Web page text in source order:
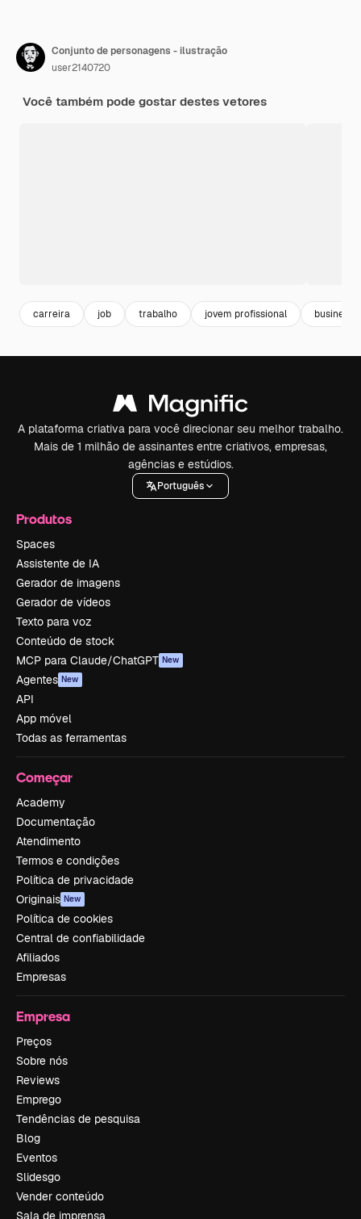
Conjunto de personagens - ilustração
user2140720
Você também pode gostar destes vetores
carreira job trabalho jovem profissional business
A plataforma criativa para você direcionar seu melhor trabalho.
Mais de 1 milhão de assinantes entre criativos, empresas,
agências e estúdios.
Português
Produtos
Spaces
Assistente de IA
Gerador de imagens
Gerador de vídeos
Texto para voz
Conteúdo de stock
MCP para Claude/ChatGPT New
Agentes New
API
App móvel
Todas as ferramentas
Começar
Academy
Documentação
Atendimento
Termos e condições
Política de privacidade
Originais New
Política de cookies
Central de confiabilidade
Afiliados
Empresas
Empresa
Preços
Sobre nós
Reviews
Emprego
Tendências de pesquisa
Blog
Eventos
Slidesgo
Vender conteúdo
Sala de imprensa